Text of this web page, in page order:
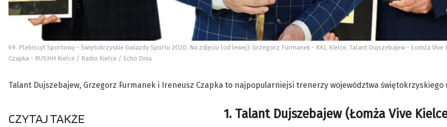
69. Plebiscyt Sportowy - Świętokrzyskie Gwiazdy Sportu 2020. Na zdjęciu (od lewej): Grzegorz Furmanek - KKL Kielce, Talant Dujszebajew - Łomża Vive
Czapka - RUSHH Kielce / Radio Kielce / Echo Dnia
Talant Dujszebajew, Grzegorz Furmanek i Ireneusz Czapka to najpopularniejsi trenerzy województwa świętokrzyskiego
CZYTAJ TAKŻE 1. Talant Dujszebajew (Łomża Vive